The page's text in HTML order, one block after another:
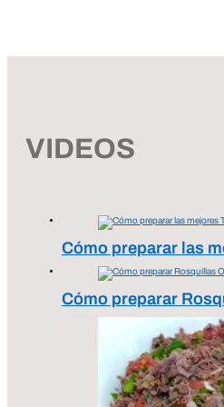
VIDEOS
Cómo preparar las
Cómo preparar